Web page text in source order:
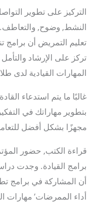
التركيز على تطوير
النشط, وضوح,
تعليم التمريض أن برامج
تركز على الإرشاد
المهارات القيادية لدى
غالبًا ما يتم استدعاء
بتطوير مهاراتك في
مجهزًا بشكل أفضل
قراءة الكتب, حضور
برامج القيادة. وجدت
أن المشاركة في برامج
أداء الممرضات’ مهارات